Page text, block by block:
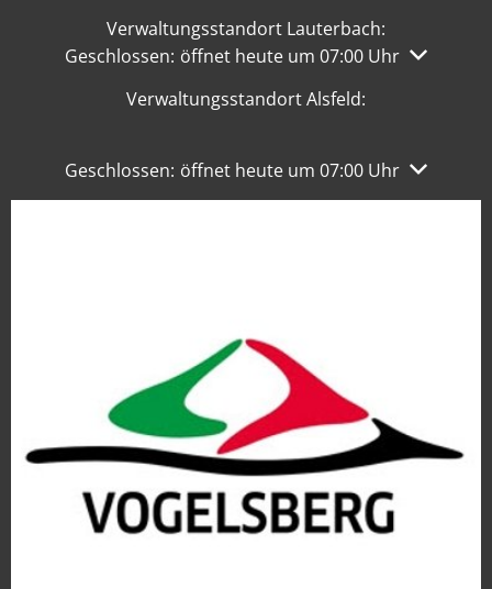
Verwaltungsstandort Lauterbach:
Klicken, um weitere Öffnungs- oder Schließzeiten
Geschlossen: öffnet heute um 07:00 Uhr
Verwaltungsstandort Alsfeld:
Klicken, um weitere Öffnungs- oder Schließzeiten
Geschlossen: öffnet heute um 07:00 Uhr